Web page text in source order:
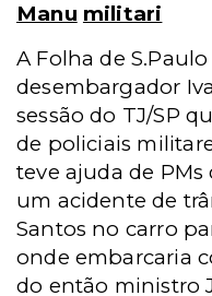
Manu militari
A Folha de
desembargador
sessão do TJ/SP
de policiais
teve ajuda de
um acidente de
Santos no carro
onde embarcaria
do então ministro